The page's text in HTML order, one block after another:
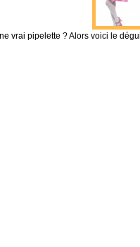
vrai pipelette ? Alors voici le